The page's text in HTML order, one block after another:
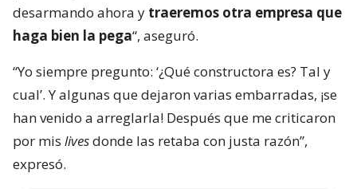
desarmando ahora y traeremos otra empresa que
haga bien la pega“, aseguró.
“Yo siempre pregunto: ‘¿Qué constructora es? Tal y
cual’. Y algunas que dejaron varias embarradas, ¡se
han venido a arreglarla! Después que me criticaron
por mis livesdonde las retaba con justa razón”,
expresó.